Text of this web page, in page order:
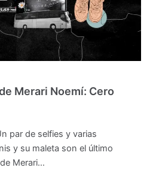
Merari Noemí: Cero
par de selfies y varias
y su maleta son el último
Merari…